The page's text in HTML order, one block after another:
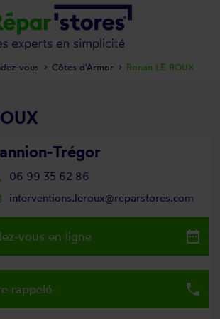
vous Côtes d'Armor Ronan LE ROUX
Trégor
06 99 35 62 86
interventions.leroux@reparstores.com
vous en ligne date_range
rappelé local_phone